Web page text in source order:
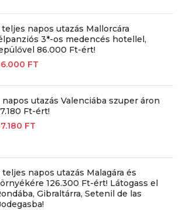
teljes napos utazás Mallorcára
3*-os medencés hotellel,
86.000 Ft-ért!
FT
napos utazás Valenciába szuper áron
Ft-ért!
FT
teljes napos utazás Malagára és
126.300 Ft-ért! Látogass el
Gibraltárra, Setenil de las